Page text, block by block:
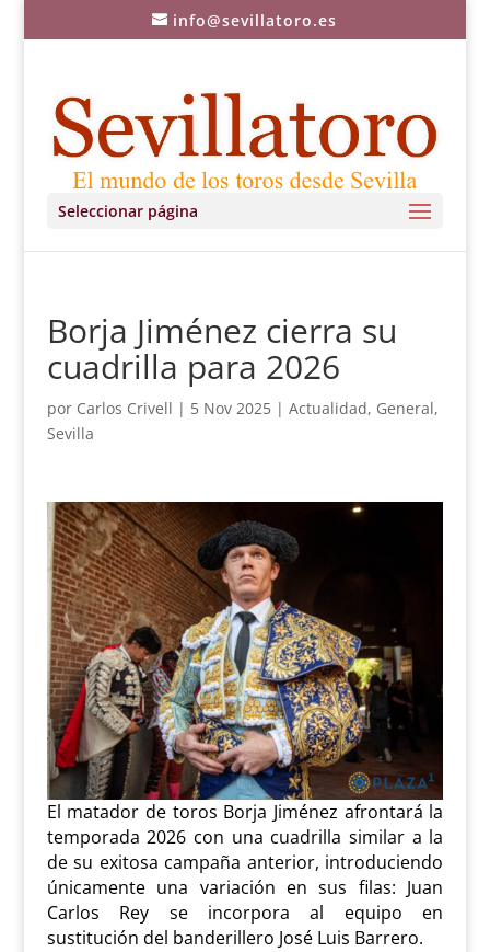
info@sevillatoro.es
Seleccionar página
Borja Jiménez cierra su
cuadrilla para 2026
por Carlos Crivell | 5 Nov 2025| Actualidad, General,
Sevilla
El matador de toros Borja Jiménez afrontará la
temporada 2026 con una cuadrilla similar a la
de su exitosa campaña anterior, introduciendo
únicamente una variación en sus filas: Juan
Carlos Rey se incorpora al equipo en
sustitución del banderillero José Luis Barrero.